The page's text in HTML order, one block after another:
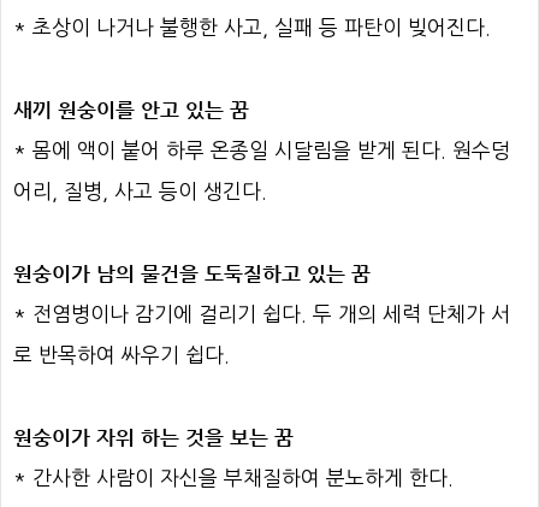
* 초상이 나거나 불행한 사고, 실패 등 파탄이 빚어진다.
새끼 원숭이를 안고 있는 꿈
* 몸에 액이 붙어 하루 온종일 시달림을 받게 된다. 원수덩
어리, 질병, 사고 등이 생긴다.
원숭이가 남의 물건을 도둑질하고 있는 꿈
* 전염병이나 감기에 걸리기 쉽다. 두 개의 세력 단체가 서
로 반목하여 싸우기 쉽다.
원숭이가 자위 하는 것을 보는 꿈
* 간사한 사람이 자신을 부채질하여 분노하게 한다.